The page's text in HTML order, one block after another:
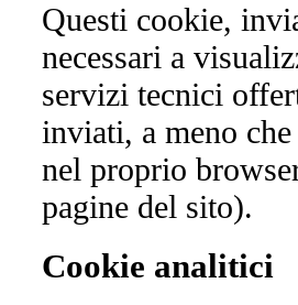
Questi cookie,
necessari a
servizi tecnici
inviati, a meno
nel proprio
pagine del sito).
Cookie analitici